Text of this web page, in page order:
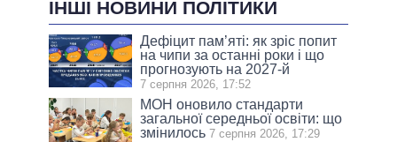
ІНШІ НОВИНИ ПОЛІТИКИ
Дефіцит пам’яті: як зріс попит
на чипи за останні роки і що
прогнозують на 2027-й
7 серпня 2026, 17:52
МОН оновило стандарти
загальної середньої освіти: що
змінилось 7 серпня 2026, 17:29